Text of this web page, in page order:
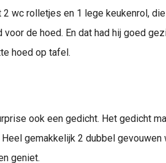
wc rolletjes en 1 lege keukenrol,
voor de hoed. En dat had hij goed
hoed op tafel.
ook een gedicht. Het gedicht
gemakkelijk 2 dubbel
geniet.